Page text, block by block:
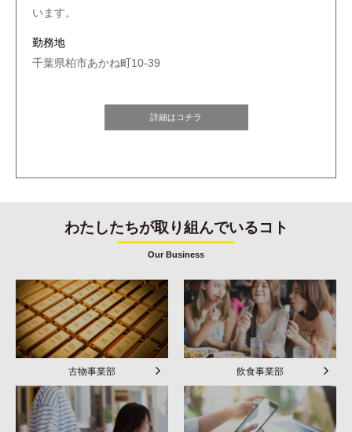
います。
勤務地
千葉県柏市あかね町10-39
詳細はコチラ
わたしたちが取り組んでいるコト
Our Business
古物事業部 飲食事業部